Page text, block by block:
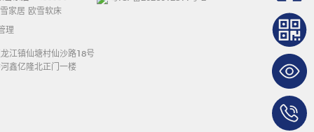
家居 欧雪软床
理
江镇仙塘村仙沙路18号
鑫亿隆北正门一楼